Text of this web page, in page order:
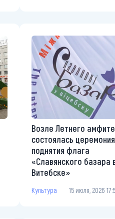
Возле Летнего
состоялась церемония
поднятия флага
«Славянского базара
Витебске»
Культура 15 июля, 2026